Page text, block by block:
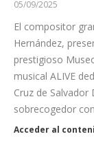
05/09/2025
El compositor
Hernández,
prestigioso
musical ALIVE
Cruz de Salvador
sobrecogedor
Acceder al